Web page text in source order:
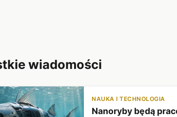
wiadomości
NAUKA I TECHNOLOGIA
Nanoryby będą